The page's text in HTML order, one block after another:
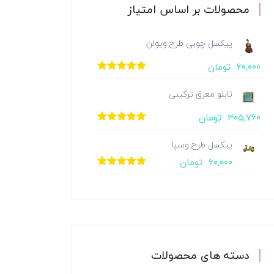
محصولات بر اساس امتیاز
پیکسل چوبی طرح ویولن
۶۰,۰۰۰ تومان
تابلو معرق ترکیبی
۳۰۵,۷۶۰ تومان
پیکسل طرح وسپا
۶۰,۰۰۰ تومان
دسته های محصولات